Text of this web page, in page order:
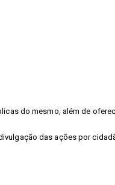
do mesmo, além de
das ações por